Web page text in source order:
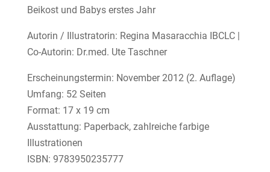
Beikost und Babys erstes Jahr
Autorin / Illustratorin: Regina Masaracchia IBCLC |
Co-Autorin: Dr.med. Ute Taschner
Erscheinungstermin: November 2012 (2. Auflage)
Umfang: 52 Seiten
Format: 17 x 19 cm
Ausstattung: Paperback, zahlreiche farbige
Illustrationen
ISBN: 9783950235777